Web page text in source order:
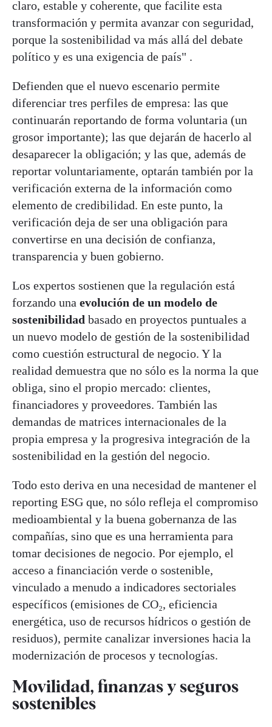
claro, estable y coherente, que facilite esta
transformación y permita avanzar con seguridad,
porque la sostenibilidad va más allá del debate
político y es una exigencia de país" .
Defienden que el nuevo escenario permite
diferenciar tres perfiles de empresa: las que
continuarán reportando de forma voluntaria (un
grosor importante); las que dejarán de hacerlo al
desaparecer la obligación; y las que, además de
reportar voluntariamente, optarán también por la
verificación externa de la información como
elemento de credibilidad. En este punto, la
verificación deja de ser una obligación para
convertirse en una decisión de confianza,
transparencia y buen gobierno.
Los expertos sostienen que la regulación está
forzando una evolución de un modelo de
sostenibilidad basado en proyectos puntuales a
un nuevo modelo de gestión de la sostenibilidad
como cuestión estructural de negocio. Y la
realidad demuestra que no sólo es la norma la que
obliga, sino el propio mercado: clientes,
financiadores y proveedores. También las
demandas de matrices internacionales de la
propia empresa y la progresiva integración de la
sostenibilidad en la gestión del negocio.
Todo esto deriva en una necesidad de mantener el
reporting ESG que, no sólo refleja el compromiso
medioambiental y la buena gobernanza de las
compañías, sino que es una herramienta para
tomar decisiones de negocio. Por ejemplo, el
acceso a financiación verde o sostenible,
vinculado a menudo a indicadores sectoriales
específicos (emisiones de CO₂, eficiencia
energética, uso de recursos hídricos o gestión de
residuos), permite canalizar inversiones hacia la
modernización de procesos y tecnologías.
Movilidad, finanzas y seguros
sostenibles